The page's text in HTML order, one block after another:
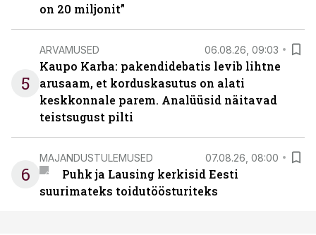
on 20 miljonit”
5
ARVAMUSED 06.08.26, 09:03
Kaupo Karba: pakendidebatis levib lihtne
arusaam, et korduskasutus on alati
keskkonnale parem. Analüüsid näitavad
teistsugust pilti
6
MAJANDUSTULEMUSED 07.08.26, 08:00
Puhk ja Lausing kerkisid Eesti
suurimateks toidutöösturiteks